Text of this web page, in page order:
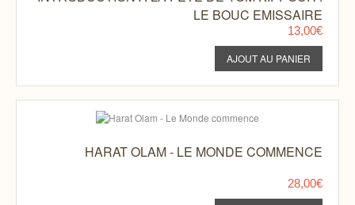
LE BOUC EMISSAIRE
13,00€
HARAT OLAM - LE MONDE COMMENCE
28,00€